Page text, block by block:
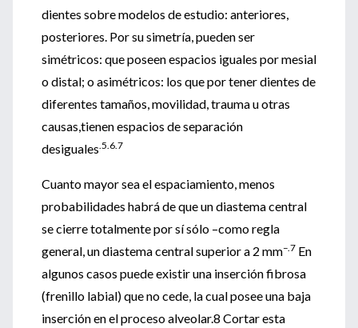
dientes sobre modelos de estudio: anteriores,
posteriores. Por su simetría, pueden ser
simétricos: que poseen espacios iguales por mesial
o distal; o asimétricos: los que por tener dientes de
diferentes tamaños, movilidad, trauma u otras
causas,tienen espacios de separación
desiguales.5.6.7
Cuanto mayor sea el espaciamiento, menos
probabilidades habrá de que un diastema central
se cierre totalmente por sí sólo –como regla
general, un diastema central superior a 2 mm–.7 En
algunos casos puede existir una inserción fibrosa
(frenillo labial) que no cede, la cual posee una baja
inserción en el proceso alveolar.8 Cortar esta